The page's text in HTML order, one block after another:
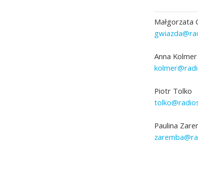
Małgorzata
Anna Kolmer
Piotr Tolko
Paulina